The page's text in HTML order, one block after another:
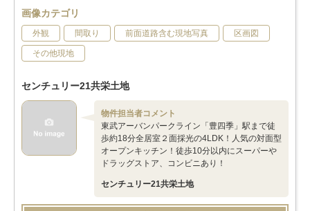
画像カテゴリ
外観 間取り 前面道路含む現地写真 区画図
その他現地
センチュリー21共栄土地
物件担当者コメント
東武アーバンパークライン「豊四季」駅まで徒
歩約18分全居室２面採光の4LDK！人気の対面型
オープンキッチン！徒歩10分以内にスーパーや
ドラッグストア、コンビニあり！
センチュリー21共栄土地